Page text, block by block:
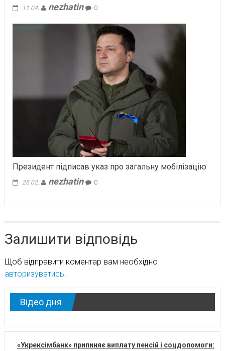
11.04. nezhatin 0
Президент підписав указ про загальну мобілізацію
25.02. nezhatin 0
Залишити відповідь
Щоб відправити коментар вам необхідно
авторизуватись
Відео дня
«Укрексімбанк» припиняє виплату пенсій і соцдопомоги: